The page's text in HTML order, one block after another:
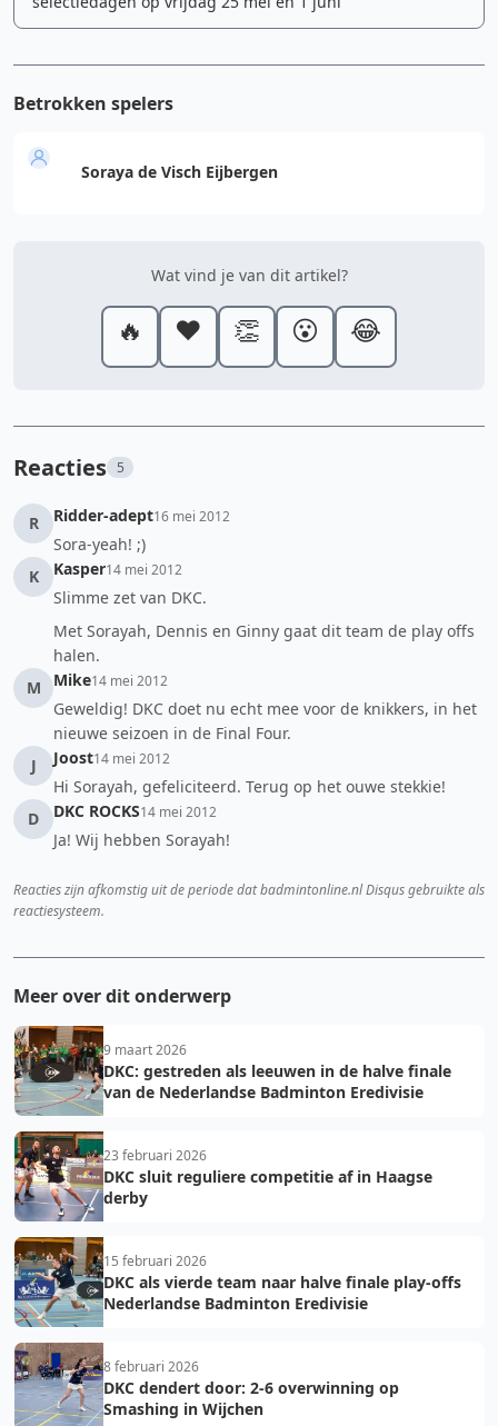
Betrokken spelers
Soraya de Visch Eijbergen
Wat vind je van dit artikel?
🔥 ❤️ 👏 😮 😂
Reacties 5
R Ridder-adept16 mei 2012
Sora-yeah! ;)
K
Kasper14 mei 2012
Slimme zet van DKC.
Met Sorayah, Dennis en Ginny gaat dit team de play offs
halen.
M
Mike14 mei 2012
Geweldig! DKC doet nu echt mee voor de knikkers, in het
nieuwe seizoen in de Final Four.
J
Joost14 mei 2012
Hi Sorayah, gefeliciteerd. Terug op het ouwe stekkie!
D
DKC ROCKS14 mei 2012
Ja! Wij hebben Sorayah!
Reacties zijn afkomstig uit de periode dat badmintonline.nl Disqus gebruikte als
reactiesysteem.
Meer over dit onderwerp
9 maart 2026
DKC: gestreden als leeuwen in de halve finale
van de Nederlandse Badminton Eredivisie
23 februari 2026
DKC sluit reguliere competitie af in Haagse
derby
15 februari 2026
DKC als vierde team naar halve finale play-offs
Nederlandse Badminton Eredivisie
8 februari 2026
DKC dendert door: 2-6 overwinning op
Smashing in Wijchen